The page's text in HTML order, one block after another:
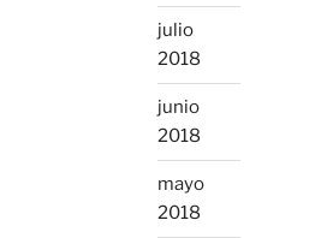
julio
2018
junio
2018
mayo
2018